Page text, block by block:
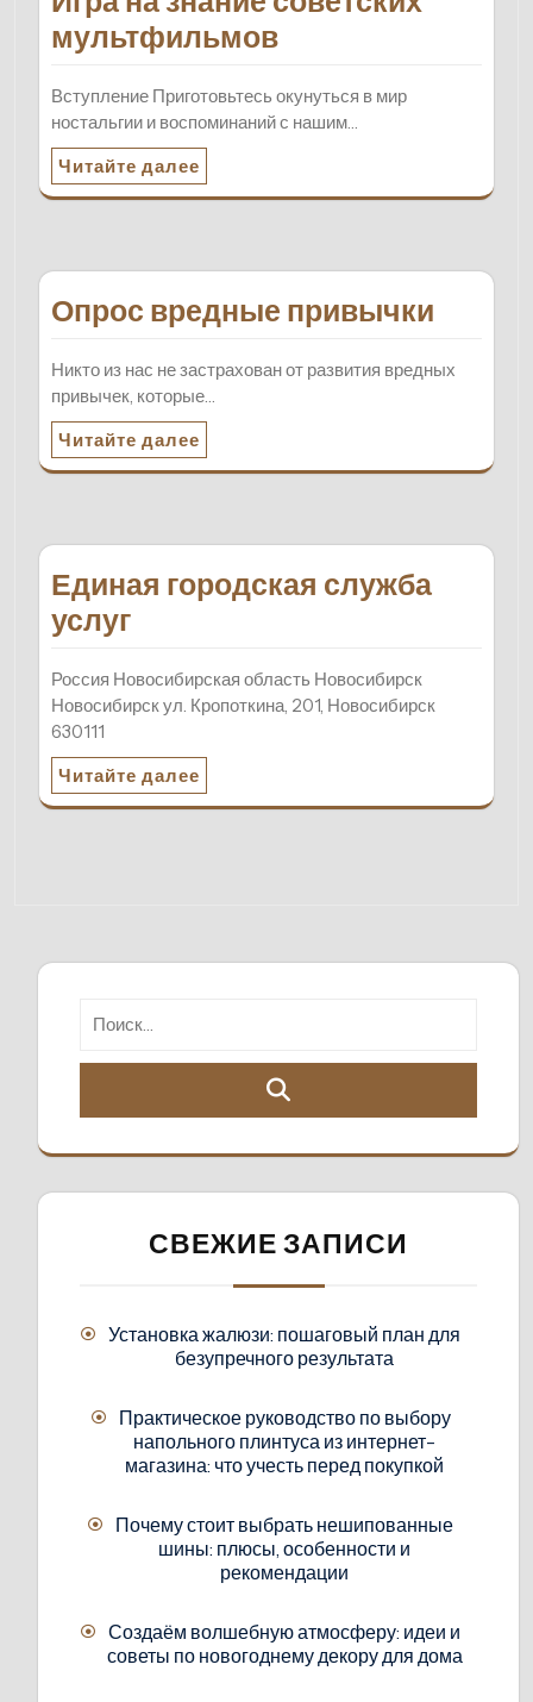
мультфильмов
Вступление Приготовьтесь окунуться в мир
ностальгии и воспоминаний с нашим…
Читайте далее
Опрос вредные привычки
Никто из нас не застрахован от развития вредных
привычек, которые…
Читайте далее
Единая городская служба
услуг
Россия Новосибирская область Новосибирск
Новосибирск ул. Кропоткина, 201, Новосибирск
630111
Читайте далее
СВЕЖИЕ ЗАПИСИ
Установка жалюзи: пошаговый план для
безупречного результата
Практическое руководство по выбору
напольного плинтуса из интернет-
магазина: что учесть перед покупкой
Почему стоит выбрать нешипованные
шины: плюсы, особенности и
рекомендации
Создаём волшебную атмосферу: идеи и
советы по новогоднему декору для дома